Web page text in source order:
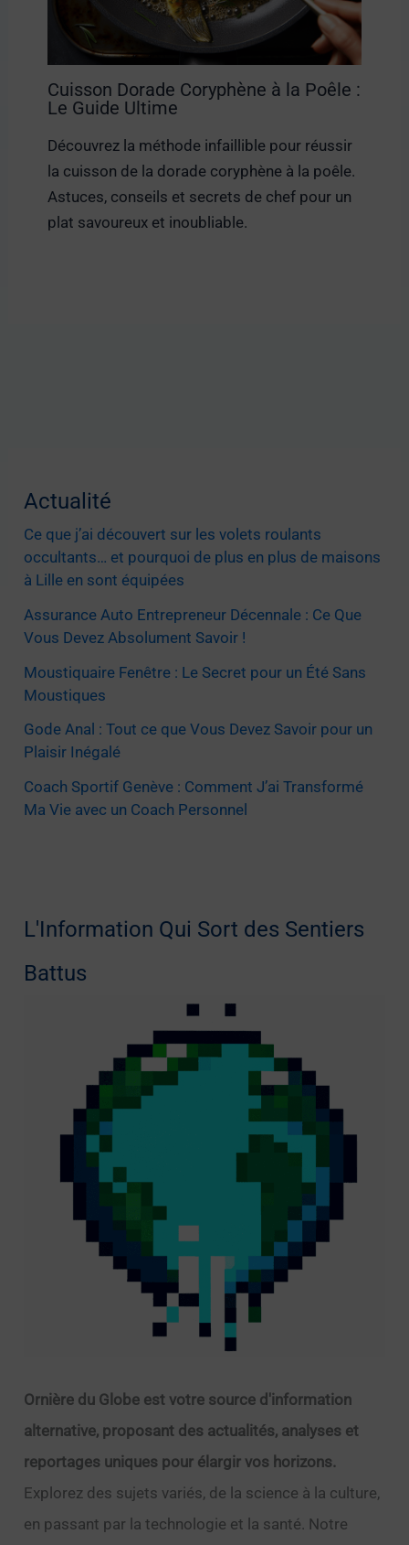
Cuisson Dorade Coryphène à la Poêle :
Le Guide Ultime
Découvrez la méthode infaillible pour réussir
la cuisson de la dorade coryphène à la poêle.
Astuces, conseils et secrets de chef pour un
plat savoureux et inoubliable.
Actualité
Ce que j’ai découvert sur les volets roulants
occultants… et pourquoi de plus en plus de maisons
à Lille en sont équipées
Assurance Auto Entrepreneur Décennale : Ce Que
Vous Devez Absolument Savoir !
Moustiquaire Fenêtre : Le Secret pour un Été Sans
Moustiques
Gode Anal : Tout ce que Vous Devez Savoir pour un
Plaisir Inégalé
Coach Sportif Genève : Comment J’ai Transformé
Ma Vie avec un Coach Personnel
L'Information Qui Sort des Sentiers
Battus
Ornière du Globe est votre source d'information
alternative, proposant des actualités, analyses et
reportages uniques pour élargir vos horizons.
Explorez des sujets variés, de la science à la culture,
en passant par la technologie et la santé. Notre